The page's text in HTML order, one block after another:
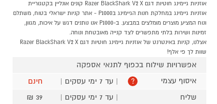
אוזניות גיימינג חוטיות דגם Razer BlackShark V2 X קונים אונליין בקטגוריית
אוזניות גיימינג במחלקת חנות הגיימינג בP1000 - אתר קניות ישראלי בטוח, משתלם
ונוח המציע מוצרים מומלצים במבצע. ב-P1000 אנו נותנים דגש על איכות, מגוון,
זמינות ושירות בלתי מתפשרים לצד קנייה מאובטחת ונוחה.
אצלנו, קניות באינטרנט של אוזניות גיימינג חוטיות דגם Razer BlackShark V2 X
שוות לך פי אלף!
אפשרויות שילוח בכפוף לתנאי אספקה
איסוף עצמי
? | עד 7 ימי עסקים |
חינם
שליח
| עד 7 ימי עסקים |
39 ₪